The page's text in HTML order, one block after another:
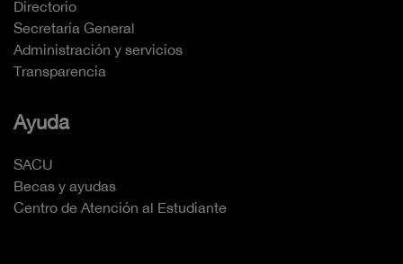
Directorio
Secretaría General
Administración y servicios
Transparencia
Ayuda
SACU
Becas y ayudas
Centro de Atención al Estudiante